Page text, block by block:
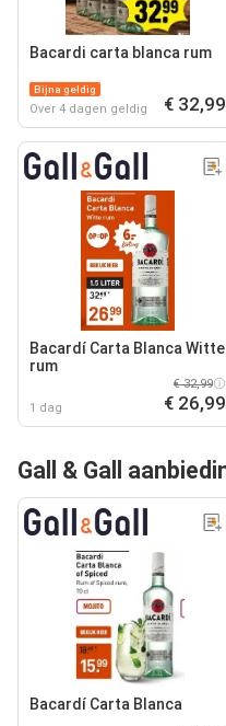
Bacardi carta blanca rum
Bijna geldig
Over 4 dagen geldig € 32,99
Bacardí Carta Blanca Witte
rum
1 dag
€ 32,99
€ 26,99
Gall & Gall
Bacardí Carta Blanca